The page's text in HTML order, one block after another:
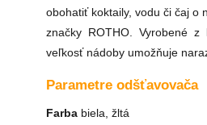
obohatiť koktaily, vodu či čaj o
značky ROTHO. Vyrobené z
veľkosť nádoby umožňuje
Parametre odšťavovača
Farba biela, žltá